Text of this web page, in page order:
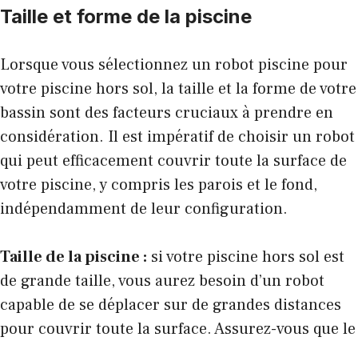
Taille et forme de la piscine
Lorsque vous sélectionnez un robot piscine pour
votre piscine hors sol, la taille et la forme de votre
bassin sont des facteurs cruciaux à prendre en
considération. Il est impératif de choisir un robot
qui peut efficacement couvrir toute la surface de
votre piscine, y compris les parois et le fond,
indépendamment de leur configuration.
Taille de la piscine : si votre piscine hors sol est
de grande taille, vous aurez besoin d’un robot
capable de se déplacer sur de grandes distances
pour couvrir toute la surface. Assurez-vous que le